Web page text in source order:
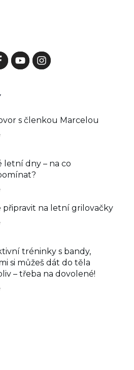
s členkou Marcelou
letní dny – na co
připravit na letní grilovačky
tréninky s bandy,
si můžeš dát do těla
–⁠ třeba na dovolené!